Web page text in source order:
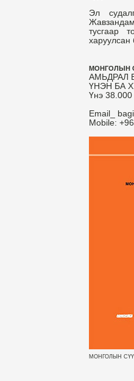
Эл
тусгаар
харуулсан
МОНГОЛЫН
АМЬДРАЛ
ҮНЭН БА
Үнэ 38.000
Email_
Mobile:
МОНГОЛЫН